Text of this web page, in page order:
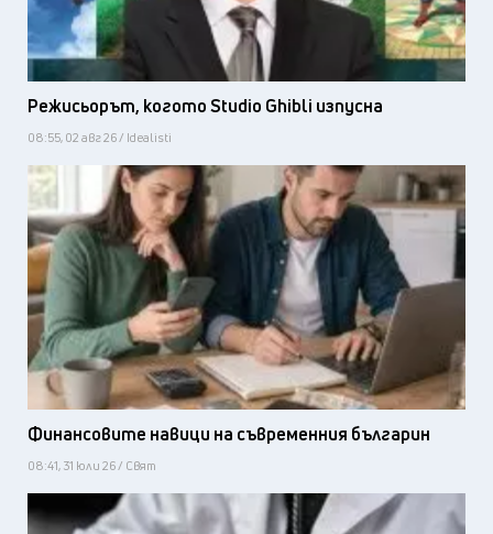
Режисьорът, когото Studio Ghibli изпусна
08:55, 02 авг 26 / Idealisti
Финансовите навици на съвременния българин
08:41, 31 юли 26 / Свят